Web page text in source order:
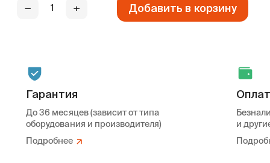
— + Добавить в корзину
Гарантия
До 36 месяцев (зависит от типа
оборудования и производителя)
Подробнее
и